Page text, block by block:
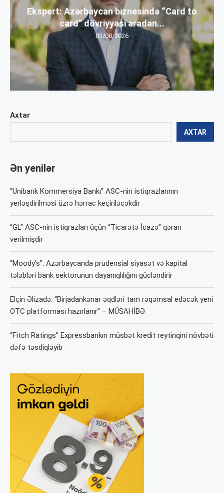
Axtar
AXTAR
Ən yenilər
“Unibank Kommersiya Bankı” ASC-nin istiqrazlarının
yerləşdirilməsi üzrə hərrac keçiriləcəkdir
“GL” ASC-nin istiqrazları üçün “Ticarətə İcazə” qərarı
verilmişdir
“Moody’s”: Azərbaycanda prudensial siyasət və kapital
tələbləri bank sektorunun dayanıqlılığını gücləndirir
Elçin Əlizadə: “Birjadankənar əqdləri tam rəqəmsal edəcək yeni
OTC platforması hazırlanır” – MÜSAHİBƏ
“Fitch Ratings” Expressbankın müsbət kredit reytinqini növbəti
dəfə təsdiqləyib
Ekspert: Azərbaycan biznesində “Card to
card” dövriyyəsi aradan...
03/08/2026